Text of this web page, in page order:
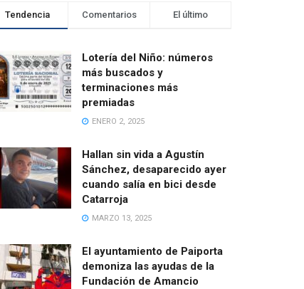
Tendencia Comentarios El último
Lotería del Niño: números
más buscados y
terminaciones más
premiadas
ENERO 2, 2025
Hallan sin vida a Agustín
Sánchez, desaparecido ayer
cuando salía en bici desde
Catarroja
MARZO 13, 2025
El ayuntamiento de Paiporta
demoniza las ayudas de la
Fundación de Amancio